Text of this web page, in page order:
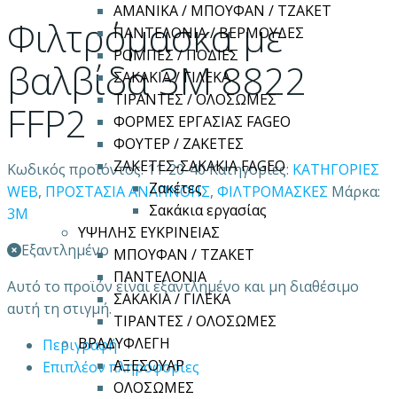
ΑΜΑΝΙΚΑ / ΜΠΟΥΦΑΝ / ΤΖΑΚΕΤ
ΠΑΝΤΕΛΟΝΙΑ / ΒΕΡΜΟΥΔΕΣ
ΡΟΜΠΕΣ / ΠΟΔΙΕΣ
ΣΑΚΑΚΙΑ / ΓΙΛΕΚΑ
ΤΙΡΑΝΤΕΣ / ΟΛΟΣΩΜΕΣ
ΦΟΡΜΕΣ ΕΡΓΑΣΙΑΣ FAGEO
ΦΟΥΤΕΡ / ΖΑΚΕΤΕΣ
ΖΑΚΕΤΕΣ-ΣΑΚΑΚΙΑ FAGEO
Ζακέτες
Σακάκια εργασίας
ΥΨΗΛΗΣ ΕΥΚΡΙΝΕΙΑΣ
ΜΠΟΥΦΑΝ / ΤΖΑΚΕΤ
ΠΑΝΤΕΛΟΝΙΑ
ΣΑΚΑΚΙΑ / ΓΙΛΕΚΑ
ΤΙΡΑΝΤΕΣ / ΟΛΟΣΩΜΕΣ
ΒΡΑΔΥΦΛΕΓΗ
ΑΞΕΣΟΥΑΡ
ΟΛΟΣΩΜΕΣ
Φιλτρόμασκα με
βαλβίδα 3M 8822
FFP2
Κωδικός προϊόντος:11-20-40Κατηγορίες: ΚΑΤΗΓΟΡΙΕΣ
WEB, ΠΡΟΣΤΑΣΙΑ ΑΝΑΠΝΟΗΣ, ΦΙΛΤΡΟΜΑΣΚΕΣ Μάρκα:
3M
Εξαντλημένο
Αυτό το προϊόν είναι εξαντλημένο και μη διαθέσιμο
αυτή τη στιγμή.
Περιγραφή
Επιπλέον πληροφορίες